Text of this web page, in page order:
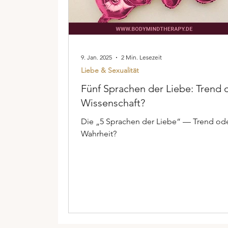
Fünf Sprachen der Liebe: Trend
Wissenschaft?
Die „5 Sprachen der Liebe“ — Trend
Wahrheit?
Liebe & Sexualität
9. Jan. 2025 2 Min. Lesezeit